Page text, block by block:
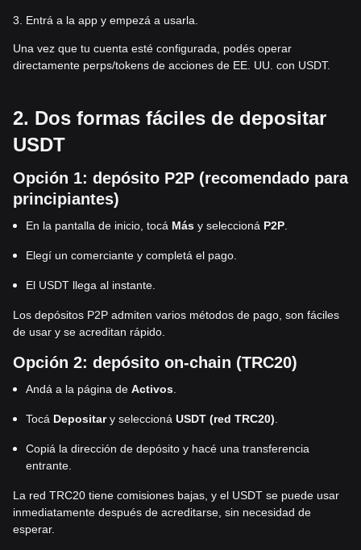
3. Entrá a la app y empezá a usarla.
Una vez que tu cuenta esté configurada, podés operar
directamente perps/tokens de acciones de EE. UU. con USDT.
2. Dos formas fáciles de depositar
USDT
Opción 1: depósito P2P (recomendado para
principiantes)
En la pantalla de inicio, tocá Más y seleccioná P2P.
Elegí un comerciante y completá el pago.
El USDT llega al instante.
Los depósitos P2P admiten varios métodos de pago, son fáciles
de usar y se acreditan rápido.
Opción 2: depósito on-chain (TRC20)
Andá a la página de Activos.
Tocá Depositary seleccioná USDT (red TRC20).
Copiá la dirección de depósito y hacé una transferencia
entrante.
La red TRC20 tiene comisiones bajas, y el USDT se puede usar
inmediatamente después de acreditarse, sin necesidad de
esperar.